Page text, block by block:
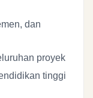
dan
proyek
tinggi